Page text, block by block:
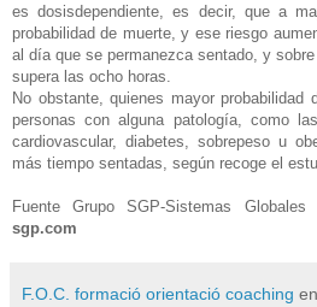
es dosisdependiente, es decir, que a
probabilidad de muerte, y ese riesgo
al día que se permanezca sentado, y
supera las ocho horas.
No obstante, quienes mayor probabilidad
personas con alguna patología, como
cardiovascular, diabetes, sobrepeso u
más tiempo sentadas, según recoge el
Fuente Grupo SGP-Sistemas
sgp.com
F.O.C. formació orientació coaching en